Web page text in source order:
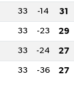
33 -14 31
33 -23 29
33 -24 27
33 -36 27